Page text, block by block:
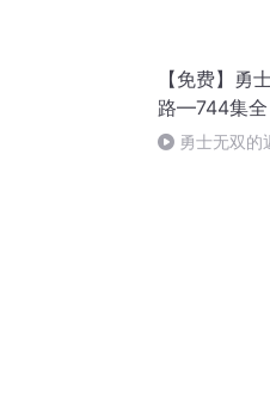
【免费】勇
路—744集全
勇士无双